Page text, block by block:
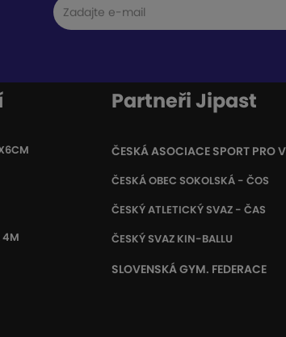
4M
Partneři Jipast
ČESKÁ ASOCIACE SPORT PRO
ČESKÁ OBEC SOKOLSKÁ - ČOS
ČESKÝ ATLETICKÝ SVAZ - ČAS
ČESKÝ SVAZ KIN-BALLU
SLOVENSKÁ GYM. FEDERACE